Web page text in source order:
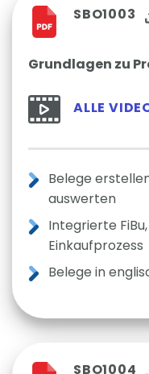
SBO1003
Grundlagen zu
ALLE
Belege
auswerten
Integrierte
Einkaufprozess
Belege in